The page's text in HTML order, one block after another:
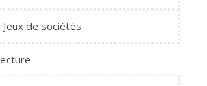
Jeux de sociétés